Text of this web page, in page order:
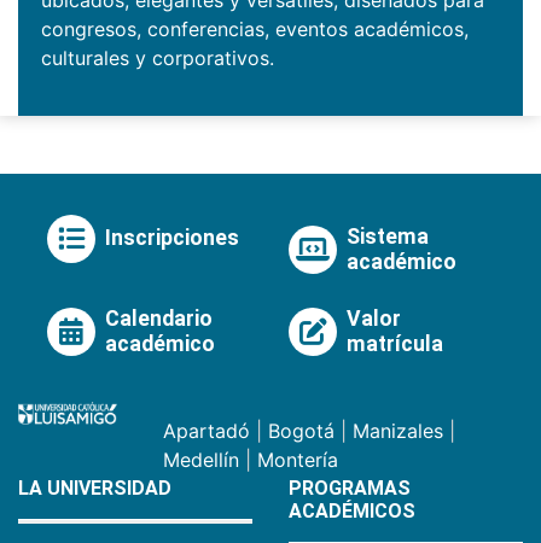
congresos, conferencias, eventos académicos,
culturales y corporativos.
Inscripciones
Sistema
académico
Calendario
académico
Valor
matrícula
Apartadó Bogotá Manizales
Medellín
Montería
LA UNIVERSIDAD
PROGRAMAS
ACADÉMICOS